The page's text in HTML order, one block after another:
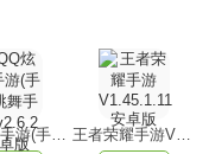
务，使玩家在挑战过
QQ炫舞手游(手机跳舞手游)v2.6.2 安卓版 王者荣耀手游V1.45.1.11 安卓版